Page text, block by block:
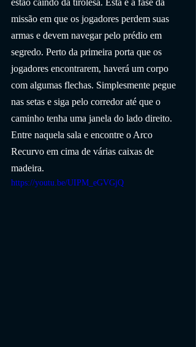
missão em que os jogadores perdem suas
armas e devem navegar pelo prédio em
segredo. Perto da primeira porta que os
jogadores encontrarem, haverá um corpo
com algumas flechas. Simplesmente pegue
nas setas e siga pelo corredor até que o
caminho tenha uma janela do lado direito.
Entre naquela sala e encontre o Arco
Recurvo em cima de várias caixas de
madeira.
https://youtu.be/UIPM_eGVGjQ